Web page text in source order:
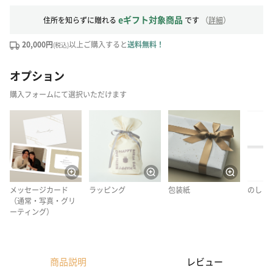
住所を知らずに贈れる eギフト対象商品 です （詳細）
20,000円(税込)以上ご購入すると送料無料！
オプション
購入フォームにて選択いただけます
メッセージカード
（通常・写真・グリ
ーティング）
ラッピング 包装紙 のし
商品説明 レビュー